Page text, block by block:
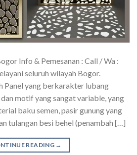
Info & Pemesanan : Call / Wa :
seluruh wilayah Bogor.
Panel yang berkarakter lubang
motif yang sangat variable, yang
baku semen, pasir gunung yang
tulangan besi behel (penambah […]
READING →